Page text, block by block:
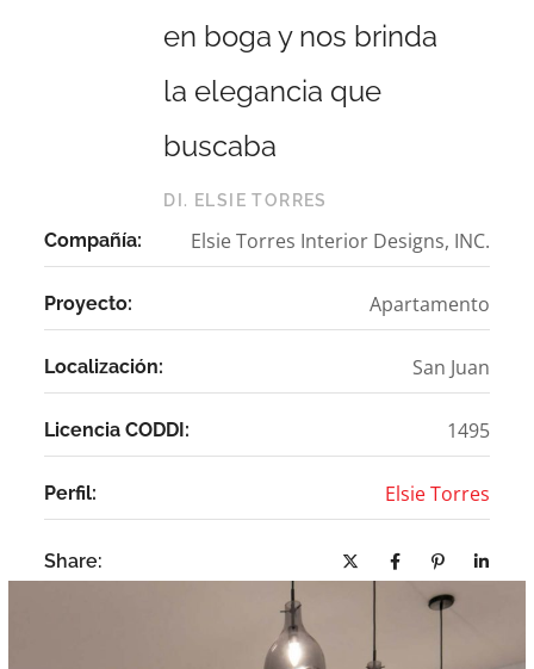
en boga y nos brinda
la elegancia que
buscaba
DI. ELSIE TORRES
Compañía: Elsie Torres Interior Designs, INC.
Proyecto: Apartamento
Localización: San Juan
Licencia CODDI: 1495
Perfil: Elsie Torres
Share: